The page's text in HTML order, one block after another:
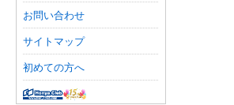
お問い合わせ
サイトマップ
初めての方へ